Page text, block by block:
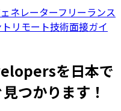
ネレーターフリーランス
リモート技術面接ガイ
を日本で
つかります！